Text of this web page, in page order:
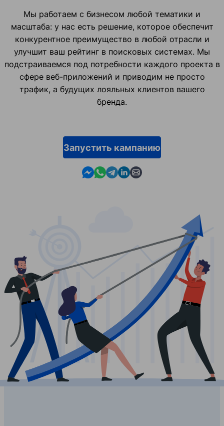
Мы работаем с бизнесом любой тематики и
масштаба: у нас есть решение, которое обеспечит
конкурентное преимущество в любой отрасли и
улучшит ваш рейтинг в поисковых системах. Мы
подстраиваемся под потребности каждого проекта в
сфере веб-приложений и приводим не просто
трафик, а будущих лояльных клиентов вашего
бренда.
Запустить кампанию
Contact us in Messenger
Contact us in WhatsApp
Contact us in Telegram
Contact us in Linkedin
Contact us by email